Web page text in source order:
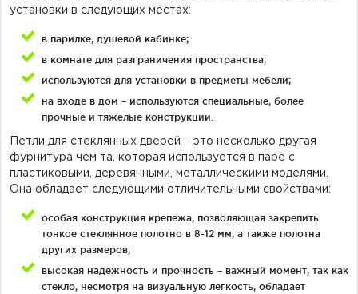
установки в следующих местах:
в парилке, душевой кабинке;
в комнате для разграничения пространства;
используются для установки в предметы мебели;
на входе в дом – используются специальные, более
прочные и тяжелые конструкции.
Петли для стеклянных дверей – это несколько другая
фурнитура чем та, которая используется в паре с
пластиковыми, деревянными, металлическими моделями.
Она обладает следующими отличительными свойствами:
особая конструкция крепежа, позволяющая закрепить
тонкое стеклянное полотно в 8-12 мм, а также полотна
других размеров;
высокая надежность и прочность – важный момент, так как
стекло, несмотря на визуальную легкость, обладает